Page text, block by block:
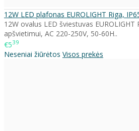
12W LED plafonas EUROLIGHT Riga,
12W ovalus LED šviestuvas EUROLIGHT
apšvietimui, AC 220-250V, 50-60H..
€539
Neseniai žiūrėtos Visos prekės